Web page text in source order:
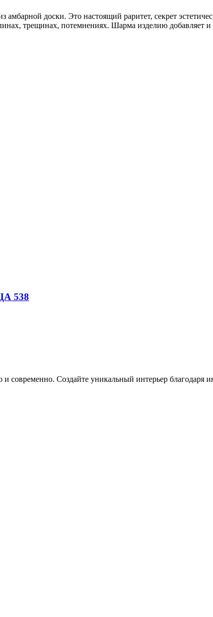
доски. Это настоящий раритет, секрет
трещинах, потемнениях. Шарма изделию
538
и современно. Создайте уникальный интерьер благодаря